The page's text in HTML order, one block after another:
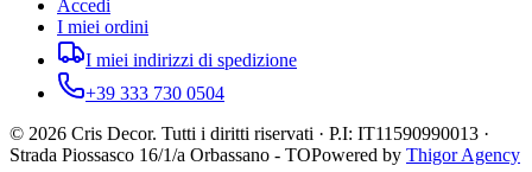
Accedi
I miei ordini
I miei indirizzi di spedizione
+39 333 730 0504
© 2026 Cris Decor. Tutti i diritti riservati · P.I: IT11590990013 ·
Strada Piossasco 16/1/a Orbassano - TOPowered by Thigor Agency